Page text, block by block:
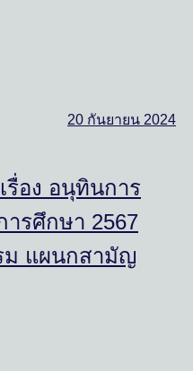
20 กันยายน 2024
รื่อง อนุทินการ
รศึกษา 2567
ม แผนกสามัญ